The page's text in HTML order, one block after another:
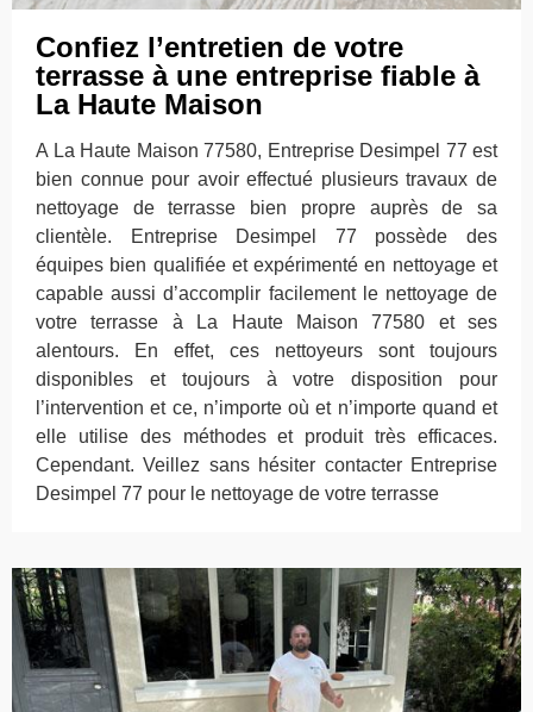
Confiez l’entretien de votre
terrasse à une entreprise fiable à
La Haute Maison
A La Haute Maison 77580, Entreprise Desimpel 77 est
bien connue pour avoir effectué plusieurs travaux de
nettoyage de terrasse bien propre auprès de sa
clientèle. Entreprise Desimpel 77 possède des
équipes bien qualifiée et expérimenté en nettoyage et
capable aussi d’accomplir facilement le nettoyage de
votre terrasse à La Haute Maison 77580 et ses
alentours. En effet, ces nettoyeurs sont toujours
disponibles et toujours à votre disposition pour
l’intervention et ce, n’importe où et n’importe quand et
elle utilise des méthodes et produit très efficaces.
Cependant. Veillez sans hésiter contacter Entreprise
Desimpel 77 pour le nettoyage de votre terrasse